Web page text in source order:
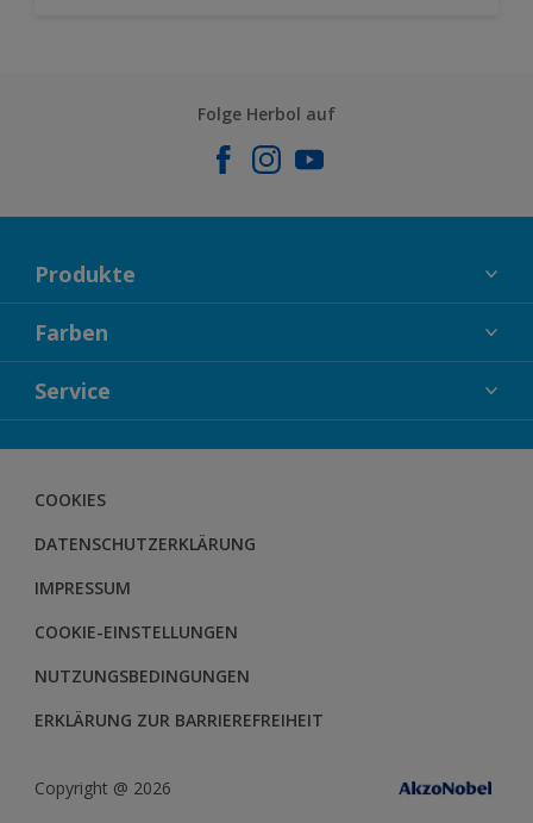
Folge Herbol auf
Produkte
FASSADENFARBEN
INNENFARBEN
LACKE
BODENSYSTEM
Farben
KOLLEKTIONEN
FARBTRENDS
FARBBERATUNG
Service
HERBOL WERBEMITTELSHOP
SCHULUNGEN
COOKIES
DATENSCHUTZERKLÄRUNG
IMPRESSUM
COOKIE-EINSTELLUNGEN
NUTZUNGSBEDINGUNGEN
ERKLÄRUNG ZUR BARRIEREFREIHEIT
Copyright @ 2026